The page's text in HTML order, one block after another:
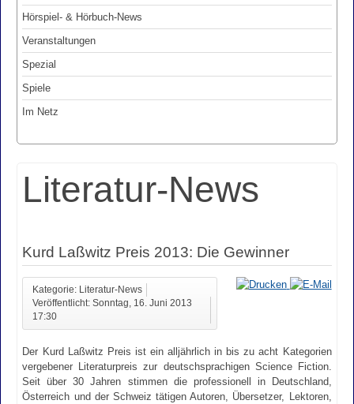
Hörspiel- & Hörbuch-News
Veranstaltungen
Spezial
Spiele
Im Netz
Literatur-News
Kurd Laßwitz Preis 2013: Die Gewinner
Kategorie: Literatur-News
Veröffentlicht: Sonntag, 16. Juni 2013
17:30
Der Kurd Laßwitz Preis ist ein alljährlich in bis zu acht Kategorien
vergebener Literaturpreis zur deutschsprachigen Science Fiction.
Seit über 30 Jahren stimmen die professionell in Deutschland,
Österreich und der Schweiz tätigen Autoren, Übersetzer, Lektoren,